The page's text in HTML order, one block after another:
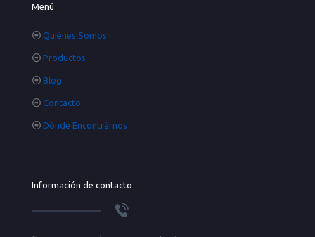
Menú
Quiénes Somos
Productos
Blog
Contacto
Dónde Encontrárnos
Información de contacto